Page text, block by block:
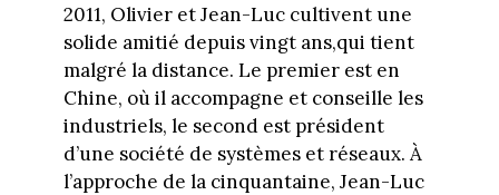
2011, Olivier et Jean-Luc cultivent une
solide amitié depuis vingt ans,qui tient
malgré la distance. Le premier est en
Chine, où il accompagne et conseille les
industriels, le second est président
d’une société de systèmes et réseaux. À
l’approche de la cinquantaine, Jean-Luc